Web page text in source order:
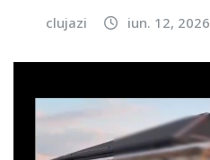
clujazi iun. 12, 2026